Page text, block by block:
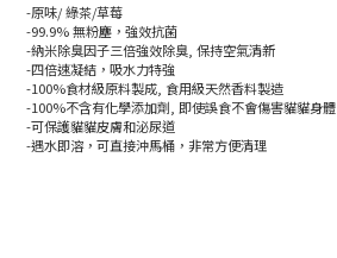
-原味/ 綠茶/草莓
-99.9% 無粉塵，強效抗菌
-納米除臭因子三倍強效除臭, 保持空氣清新
-四倍速凝結，吸水力特強
-100%食材級原料製成, 食用級天然香料製造
-100%不含有化學添加劑, 即使誤食不會傷害貓貓身體
-可保護貓貓皮膚和泌尿道
-遇水即溶，可直接沖馬桶，非常方便清理